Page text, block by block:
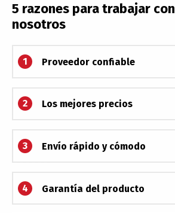
5 razones para trabajar con
nosotros
1 Proveedor confiable
2 Los mejores precios
3 Envío rápido y cómodo
4 Garantía del producto